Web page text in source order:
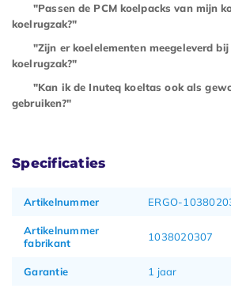
"Passen de PCM koelpacks van mijn
koelrugzak?"
"Zijn er koelelementen meegeleverd
koelrugzak?"
"Kan ik de Inuteq koeltas ook als
gebruiken?"
Specificaties
Artikelnummer ERGO-
Artikelnummer
fabrikant
1038020307
Garantie 1 jaar